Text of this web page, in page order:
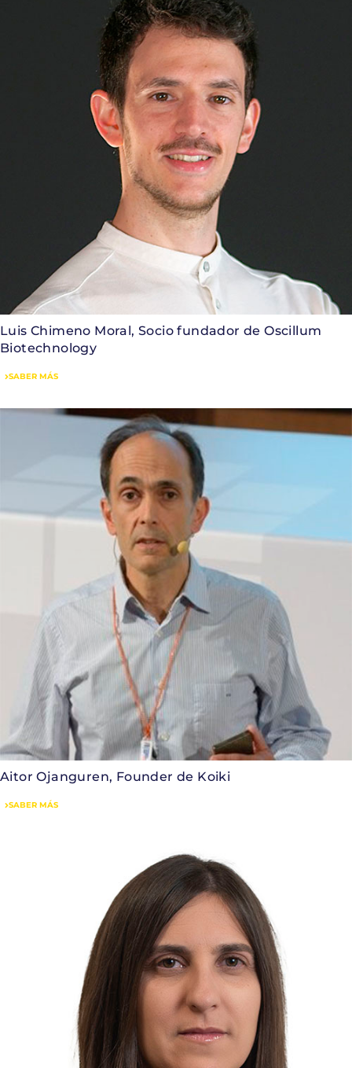
Luis Chimeno Moral, Socio fundador de Oscillum
Biotechnology
SABER MÁS
Aitor Ojanguren, Founder de Koiki
SABER MÁS